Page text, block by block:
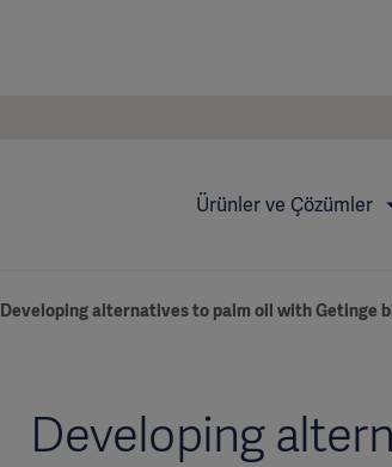
Ürünler ve Çözümler
Developing alternatives to palm oil with Getinge
Developing